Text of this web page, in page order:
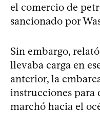
el comercio de
sancionado por
Sin embargo,
llevaba carga en
anterior, la
instrucciones para
marchó hacia el